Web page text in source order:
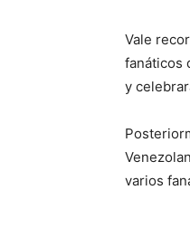
Vale
fanáticos
y
varios